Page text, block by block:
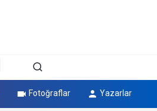
Fotoğraflar Yazarlar